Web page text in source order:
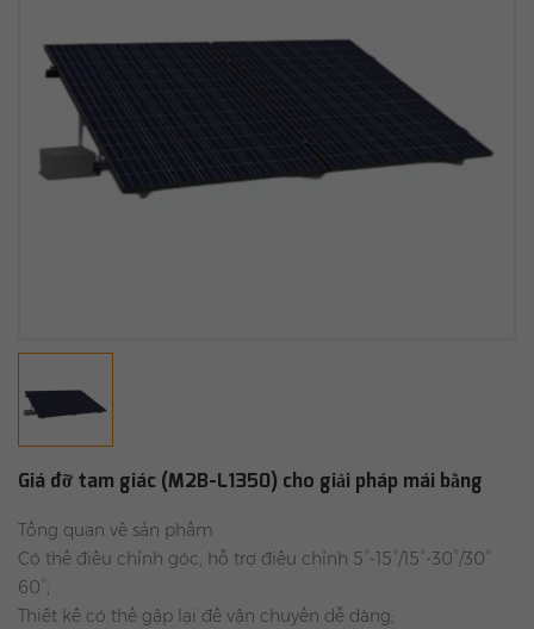
Giá đỡ tam giác (M2B-L1350) cho giải pháp mái bằng
Tổng quan về sản phẩm
Có thể điều chỉnh góc, hỗ trợ điều chỉnh 5°-15°/15°-30°/30°
60°;
Thiết kế có thể gập lại để vận chuyển dễ dàng;